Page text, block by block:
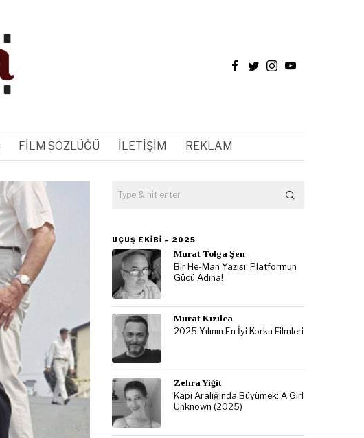
FILM SÖZLÜĞÜ İLETIŞIM REKLAM
UÇUŞ EKIBI – 2025
Murat Tolga Şen
Bir He-Man Yazısı: Platformun
Gücü Adına!
Murat Kızılca
2025 Yılının En İyi Korku Filmleri
Zehra Yiğit
Kapı Aralığında Büyümek: A Girl
Unknown (2025)